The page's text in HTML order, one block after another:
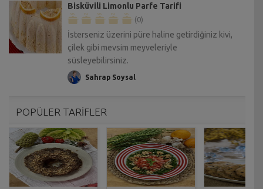
Bisküvili Limonlu Parfe Tarifi
(0)
İsterseniz üzerini püre haline getirdiğiniz kivi,
çilek gibi mevsim meyveleriyle
süsleyebilirsiniz.
Sahrap Soysal
POPÜLER TARİFLER